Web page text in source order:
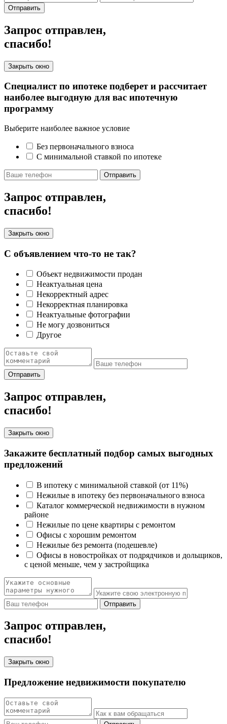
Отправить
Запрос отправлен,
спасибо!
Закрыть окно
Специалист по ипотеке подберет и рассчитает
наиболее выгодную для вас ипотечную
программу
Выберите наиболее важное условие
Без первоначального взноса
С минимальной ставкой по ипотеке
Отправить
Запрос отправлен,
спасибо!
Закрыть окно
С объявлением что-то не так?
Объект недвижимости продан
Неактуальная цена
Некорректный адрес
Некорректная планировка
Неактуальные фотографии
Не могу дозвониться
Другое
Отправить
Запрос отправлен,
спасибо!
Закрыть окно
Закажите бесплатный подбор самых выгодных
предложений
В ипотеку с минимальной ставкой (от 11%)
Нежилые в ипотеку без первоначального взноса
Каталог коммерческой недвижимости в нужном
районе
Нежилые по цене квартиры с ремонтом
Офисы с хорошим ремонтом
Нежилые без ремонта (подешевле)
Офисы в новостройках от подрядчиков и дольщиков,
с ценой меньше, чем у застройщика
Отправить
Запрос отправлен,
спасибо!
Закрыть окно
Предложение недвижимости покупателю